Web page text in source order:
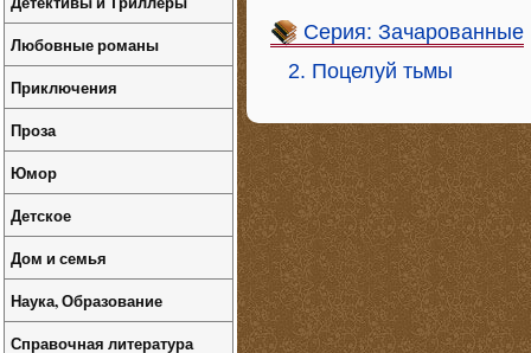
Серия: Зачарованные
2. Поцелуй тьмы
Любовные романы
Приключения
Проза
Юмор
Детское
Дом и семья
Наука, Образование
Справочная литература